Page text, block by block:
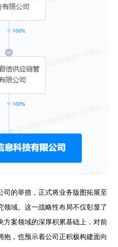
司的举措，正式将业务版图拓展至
域。这一战略性布局不仅彰显了
方案领域的深厚积累基础上，对前
，也预示着公司正积极构建面向